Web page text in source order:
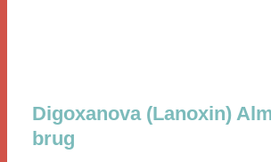
Digoxanova (Lanoxin)
brug